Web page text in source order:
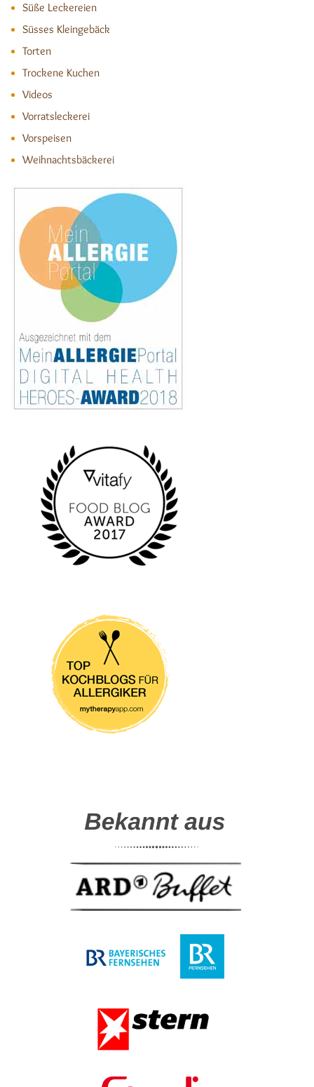
Süße Leckereien
Süsses Kleingebäck
Torten
Trockene Kuchen
Videos
Vorratsleckerei
Vorspeisen
Weihnachtsbäckerei